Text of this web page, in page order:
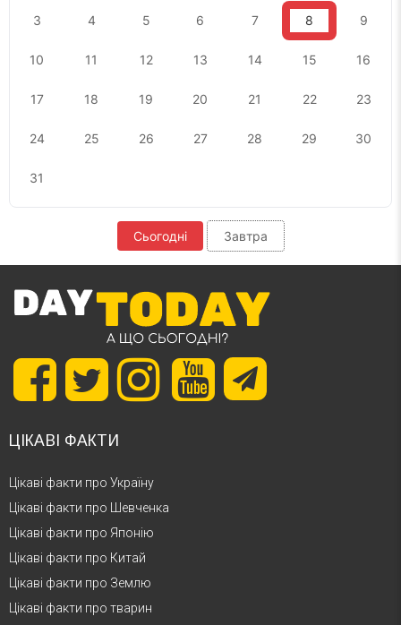
3 4 5 6 7 8 9
10 11 12 13 14 15 16
17 18 19 20 21 22 23
24 25 26 27 28 29 30
31
Сьогодні Завтра
ЦІКАВІ ФАКТИ
Цікаві факти про Україну
Цікаві факти про Шевченка
Цікаві факти про Японію
Цікаві факти про Китай
Цікаві факти про Землю
Цікаві факти про тварин